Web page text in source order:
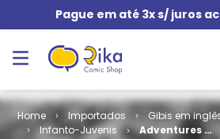
Pague em até 3x s/ juros
Importados
Gibis em
Infanto-Juvenis
Adventures of